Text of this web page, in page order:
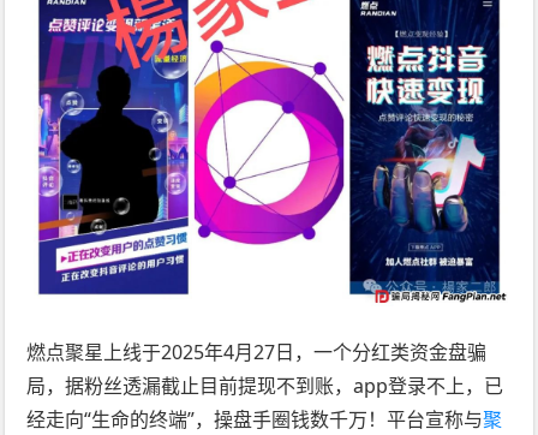
燃点聚星上线于2025年4月27日，一个分红类资金盘骗
局，据粉丝透漏截止目前提现不到账，app登录不上，已
经走向“生命的终端”，操盘手圈钱数千万！平台宣称与聚